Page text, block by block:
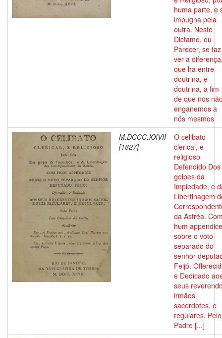
huma parte, e
impugna pela
outra. Neste
Dictame, ou
Parecer, se faz
ver a
que ha entre
doutrina, e
doutrina, a fim
de que nos
enganemos a
nós mesmos
M.DCCC.XXVII
[1827]
O celibato
clerical, e
religioso
Defendido Dos
golpes da
Impiedade, e
Libertinagem
da Astréa.
hum appendice
sobre o voto
separado do
senhor
Feijó.
e Dedicado
seus
irmãos
sacerdotes, e
regulares, Pelo
Padre [...]